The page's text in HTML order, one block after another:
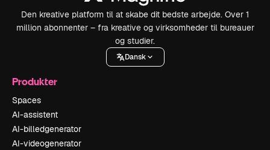
Den kreative platform til at skabe dit bedste arbejde. Over 1
million abonnenter – fra kreative og virksomheder til bureauer
og studier.
Dansk
Produkter
Spaces
AI-assistent
AI-billedgenerator
AI-videogenerator